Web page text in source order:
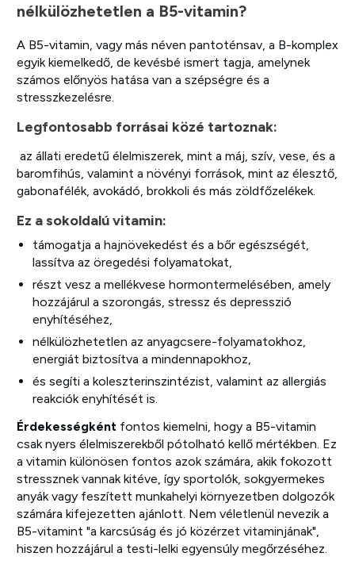
nélkülözhetetlen a B5-vitamin?
A B5-vitamin, vagy más néven pantoténsav, a B-komplex
egyik kiemelkedő, de kevésbé ismert tagja, amelynek
számos előnyös hatása van a szépségre és a
stresszkezelésre.
Legfontosabb forrásai közé tartoznak:
az állati eredetű élelmiszerek, mint a máj, szív, vese, és a
baromfihús, valamint a növényi források, mint az élesztő,
gabonafélék, avokádó, brokkoli és más zöldfőzelékek.
Ez a sokoldalú vitamin:
támogatja a hajnövekedést és a bőr egészségét,
lassítva az öregedési folyamatokat,
részt vesz a mellékvese hormontermelésében, amely
hozzájárul a szorongás, stressz és depresszió
enyhítéséhez,
nélkülözhetetlen az anyagcsere-folyamatokhoz,
energiát biztosítva a mindennapokhoz,
és segíti a koleszterinszintézist, valamint az allergiás
reakciók enyhítését is.
Érdekességként fontos kiemelni, hogy a B5-vitamin
csak nyers élelmiszerekből pótolható kellő mértékben. Ez
a vitamin különösen fontos azok számára, akik fokozott
stressznek vannak kitéve, így sportolók, sokgyermekes
anyák vagy feszített munkahelyi környezetben dolgozók
számára kifejezetten ajánlott. Nem véletlenül nevezik a
B5-vitamint "a karcsúság és jó közérzet vitaminjának",
hiszen hozzájárul a testi-lelki egyensúly megőrzéséhez.